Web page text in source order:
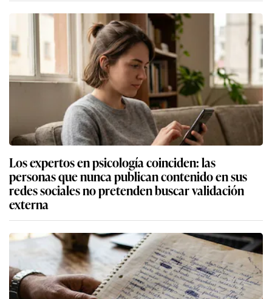
Los expertos en psicología coinciden: las
personas que nunca publican contenido en sus
redes sociales no pretenden buscar validación
externa